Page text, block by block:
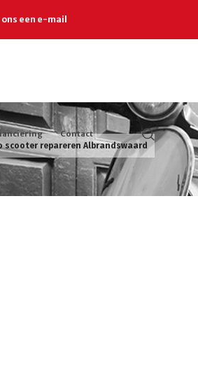
een e-mail
Contact
scooter repareren Albrandswaard